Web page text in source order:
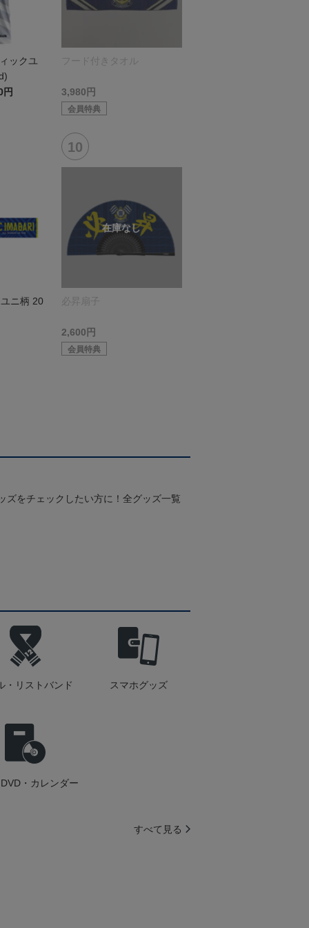
ックユ
円
フード付きタオル
3,980円
会員特典
ニ柄 20 必昇扇子
2,600円
会員特典
ズをチェックしたい方に！全グッズ一覧
・リストバンド スマホグッズ
・カレンダー
すべて見る